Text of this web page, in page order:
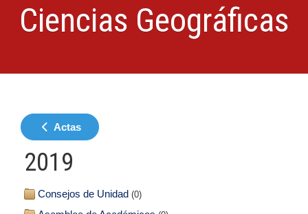
Ciencias Geográficas
Actas
2019
Consejos de Unidad (0)